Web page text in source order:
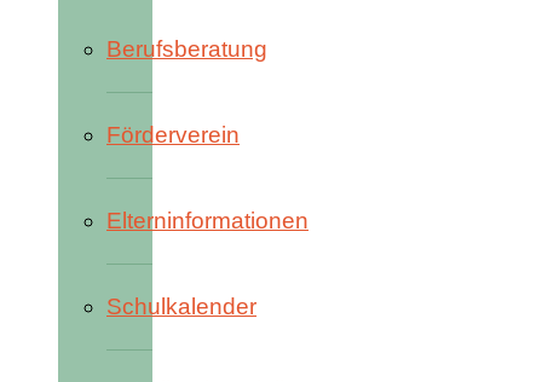
Berufsberatung
Förderverein
Elterninformationen
Schulkalender